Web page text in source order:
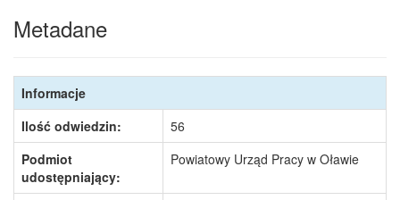
Metadane
Informacje
Ilość odwiedzin:
56
Podmiot
udostępniający:
Powiatowy Urząd Pracy w Oławie